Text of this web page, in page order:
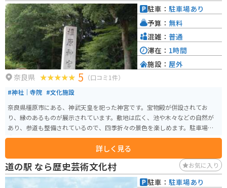
しむことができます。バイクで訪れる際は、道の駅にバイク専用の駐車場が
あるので安心です。
奈良県 5 （口コミ1件）
#神社｜寺院 #文化施設
奈良県橿原市にある、神武天皇を祀った神宮です。宝物殿が併設されてお
り、縁のあるものが展示されています。敷地は広く、池や木々などの自然が
あり、参道も整備されているので、四季折々の景色を楽しめます。駐車場も
広いです。
詳しく見る
駐車： 駐車場あり
予算： 無料
混雑： 普通
滞在： 1時間
施設： 屋外
道の駅 なら歴史芸術文化村 お気に入り
駐車： 駐車場あり